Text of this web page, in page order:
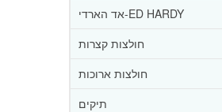
אד הארדי-ED HARDY
חולצות קצרות
חולצות ארוכות
תיקים